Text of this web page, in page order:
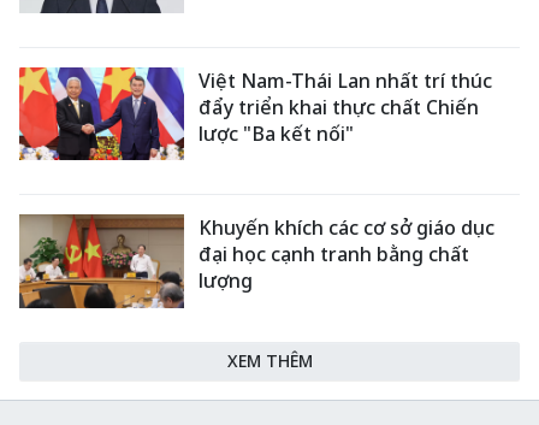
Việt Nam-Thái Lan nhất trí thúc
đẩy triển khai thực chất Chiến
lược "Ba kết nối"
Khuyến khích các cơ sở giáo dục
đại học cạnh tranh bằng chất
lượng
XEM THÊM